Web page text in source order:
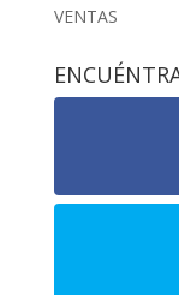
VENTAS